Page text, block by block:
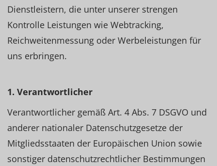
Dienstleistern, die unter unserer strengen
Kontrolle Leistungen wie Webtracking,
Reichweitenmessung oder Werbeleistungen für
uns erbringen.
1. Verantwortlicher
Verantwortlicher gemäß Art. 4 Abs. 7 DSGVO und
anderer nationaler Datenschutzgesetze der
Mitgliedsstaaten der Europäischen Union sowie
sonstiger datenschutzrechtlicher Bestimmungen